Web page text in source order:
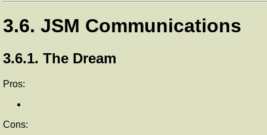
3.6. JSM Communications
3.6.1. The Dream
Pros:
Cons: